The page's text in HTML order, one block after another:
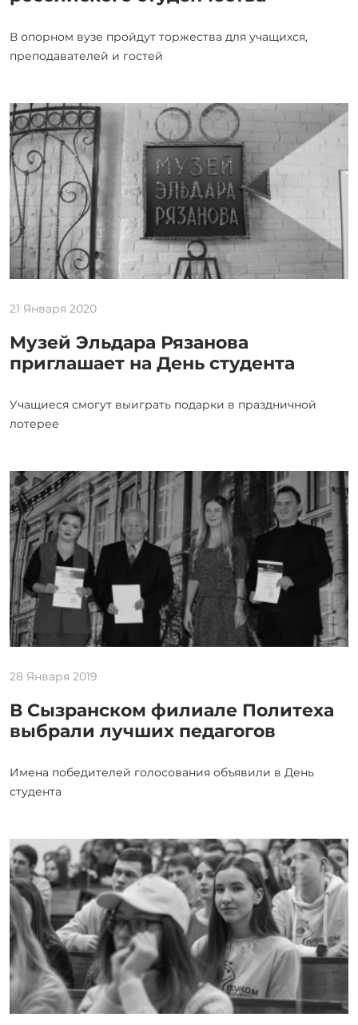
В опорном вузе пройдут торжества для учащихся,
преподавателей и гостей
21 Января 2020
Музей Эльдара Рязанова
приглашает на День студента
Учащиеся смогут выиграть подарки в праздничной
лотерее
28 Января 2019
В Сызранском филиале Политеха
выбрали лучших педагогов
Имена победителей голосования объявили в День
студента